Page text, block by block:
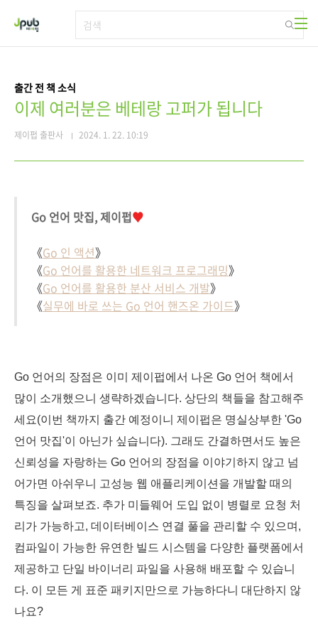
출간 전 책 소식
이제 여러분은 베테랑 고퍼가 됩니다
제이펍 출판사 2024. 1. 22. 10:19
Go 언어 맛집, 제이펍♥
《Go 인 액션》
《Go 언어를 활용한 네트워크 프로그래밍》
《Go 언어를 활용한 분산 서비스 개발》
《실무에 바로 쓰는 Go 언어 핸즈온 가이드》
Go 언어의 장점은 이미 제이펍에서 나온 Go 언어 책에서
많이 소개했으니 생략하겠습니다. 상단의 책들을 참고해주
세요(이번 책까지 출간 예정이니 제이펍은 명실상부한 'Go
언어 맛집'이 아닌가 싶습니다). 그래도 간결하면서도 높은
신뢰성을 자랑하는 Go 언어의 장점을 이야기하지 않고 넘
어가면 아쉬우니 고성능 웹 애플리케이션을 개발할 때의
특징을 살펴보죠. 추가 미들웨어 도입 없이 병렬로 요청 처
리가 가능하고, 데이터베이스 연결 풀을 관리할 수 있으며,
컴파일이 가능한 유연한 빌드 시스템을 다양한 플랫폼에서
제공하고 단일 바이너리 파일을 사용해 배포할 수 있습니
다. 이 모든 게 표준 패키지만으로 가능하다니 대단하지 않
나요?